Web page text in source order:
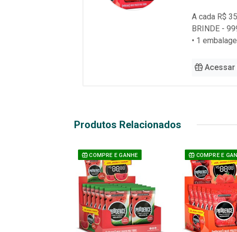
A cada R$
BRINDE -
• 1
Produtos Relacionados
COMPRE E GANHE COMPRE E